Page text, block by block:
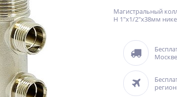
Магистральный
Н 1"х1/2"х38мм